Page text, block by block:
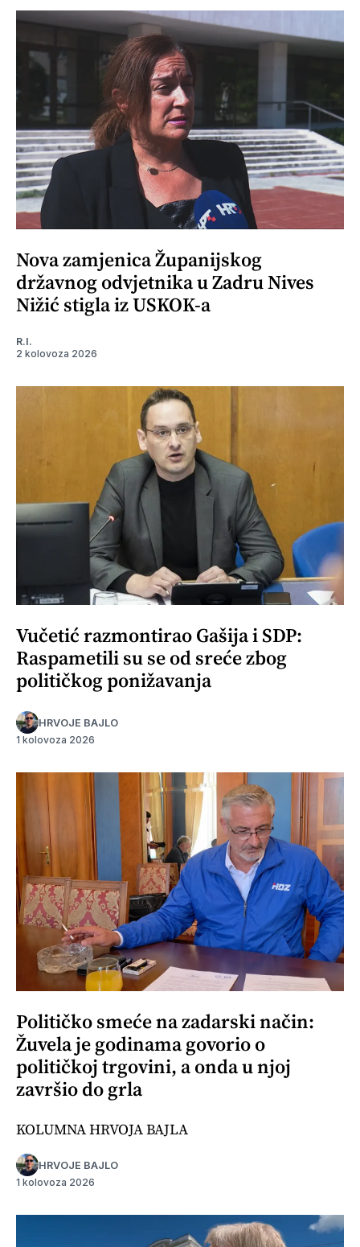
Nova zamjenica Županijskog
državnog odvjetnika u Zadru Nives
Nižić stigla iz USKOK-a
R.I.
2 kolovoza 2026
Vučetić razmontirao Gašija i SDP:
Raspametili su se od sreće zbog
političkog ponižavanja
HRVOJE BAJLO
1 kolovoza 2026
Političko smeće na zadarski način:
Žuvela je godinama govorio o
političkoj trgovini, a onda u njoj
završio do grla
KOLUMNA HRVOJA BAJLA
HRVOJE BAJLO
1 kolovoza 2026